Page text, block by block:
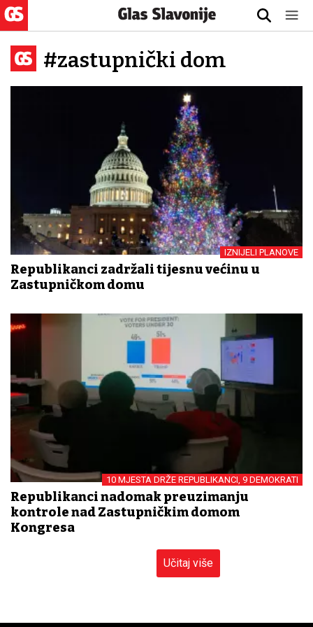
#zastupnički dom
IZNIJELI PLANOVE
Republikanci zadržali tijesnu većinu u
Zastupničkom domu
10 MJESTA DRŽE REPUBLIKANCI, 9 DEMOKRATI
Republikanci nadomak preuzimanju
kontrole nad Zastupničkim domom
Kongresa
Učitaj više